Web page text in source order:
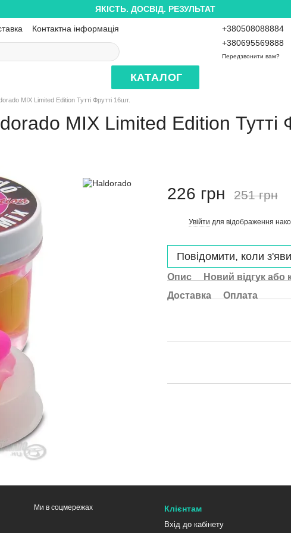
ЯКІСТЬ. ДОСВІД. РЕЗУЛЬТАТ
Контактна інформація
+380508088884
+380695569888
Передзвонити вам?
КАТАЛОГ
MIX Limited Edition Тутті Фрутті 16шт.
MIX Limited Edition Тутті
226 грн 251 грн
Увійти для відображення
Повідомити, коли
Опис
Новий відгук або
Доставка
Оплата
Ми в соцмережах Клієнтам
Вхід до кабінету